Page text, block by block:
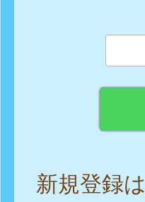
新規登録は